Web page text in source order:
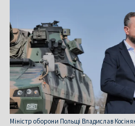
Міністр оборони Польщі Владислав